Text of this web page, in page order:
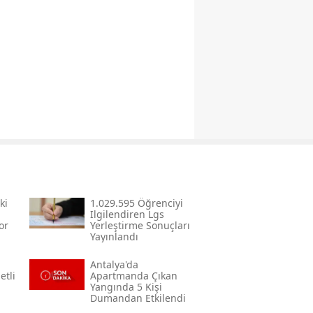
1.029.595 Öğrenciyi
Ilgilendiren Lgs
Yerleştirme Sonuçları
Yayınlandı
Antalya'da
Apartmanda Çıkan
Yangında 5 Kişi
Dumandan Etkilendi